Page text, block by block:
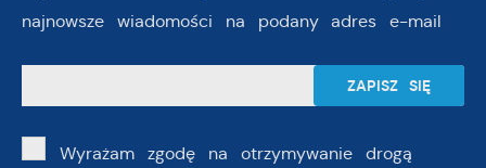
najnowsze wiadomości na podany adres e-mail
Wyrażam zgodę na otrzymywanie drogą